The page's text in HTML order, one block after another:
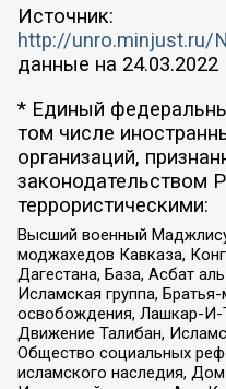
Источник:
http://unro.minjust.ru/
данные на 24.03.2022
* Единый
том числе
организаций,
законодательством
террористическими:
Высший военный
моджахедов Кавказа,
Дагестана, База, Асбат
Исламская группа,
освобождения, Лашкар-И-
Движение Талибан,
Общество социальных
исламского наследия,